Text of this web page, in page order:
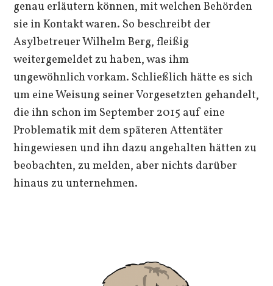
genau erläutern können, mit welchen Behörden
sie in Kontakt waren. So beschreibt der
Asylbetreuer Wilhelm Berg, fleißig
weitergemeldet zu haben, was ihm
ungewöhnlich vorkam. Schließlich hätte es sich
um eine Weisung seiner Vorgesetzten gehandelt,
die ihn schon im September 2015 auf eine
Problematik mit dem späteren Attentäter
hingewiesen und ihn dazu angehalten hätten zu
beobachten, zu melden, aber nichts darüber
hinaus zu unternehmen.